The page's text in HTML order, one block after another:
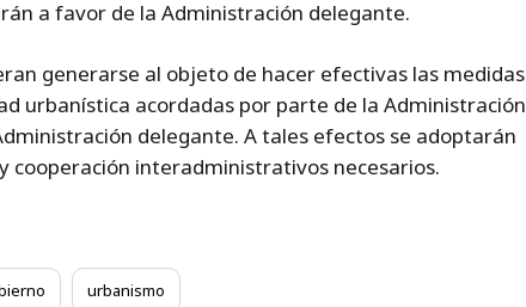
a favor de la Administración delegante.
generarse al objeto de hacer efectivas las medidas
urbanística acordadas por parte de la Administración
delegante. A tales efectos se adoptarán
cooperación interadministrativos necesarios.
urbanismo